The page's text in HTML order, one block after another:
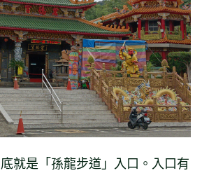
就是「孫龍步道」入口。入口有